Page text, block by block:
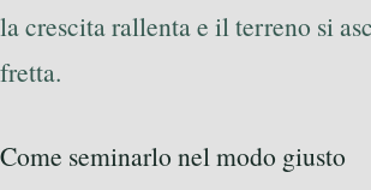
la crescita rallenta e il terreno si
fretta.
Come seminarlo nel modo giusto